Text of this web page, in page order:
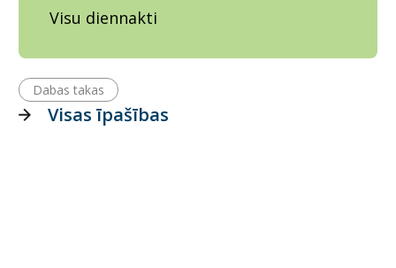
Visu diennakti
Dabas takas
Visas īpašības